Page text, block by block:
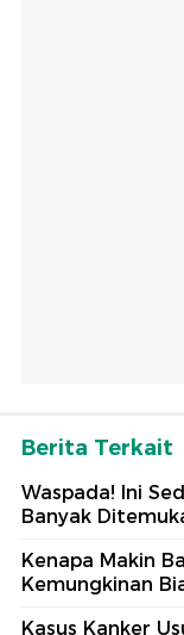
Berita Terkait
Waspada! Ini
Banyak
Kenapa Makin
Kemungkinan
Kasus Kanker